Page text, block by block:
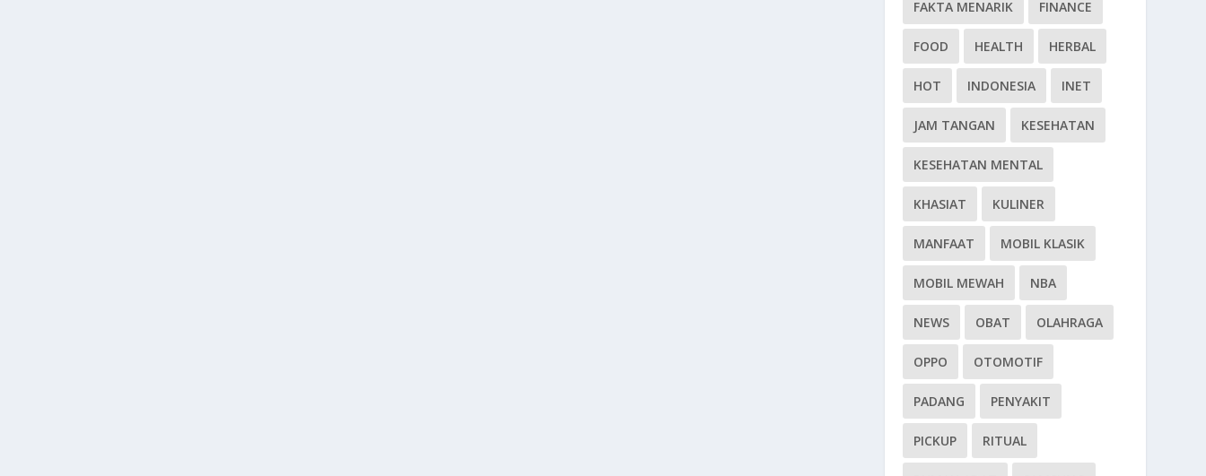
FAKTA MENARIK FINANCE
FOOD HEALTH HERBAL
HOT INDONESIA INET
JAM TANGAN KESEHATAN
KESEHATAN MENTAL
KHASIAT KULINER
MANFAAT MOBIL KLASIK
MOBIL MEWAH NBA
NEWS OBAT OLAHRAGA
OPPO OTOMOTIF
PADANG PENYAKIT
PICKUP RITUAL